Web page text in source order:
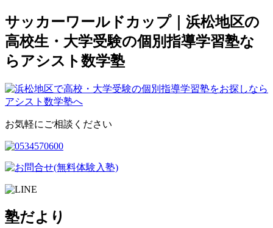
サッカーワールドカップ｜浜松地区の
高校生・大学受験の個別指導学習塾な
らアシスト数学塾
お気軽にご相談ください
塾だより